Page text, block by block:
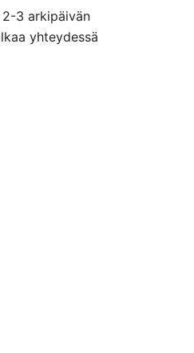
3 arkipäivän
yhteydessä